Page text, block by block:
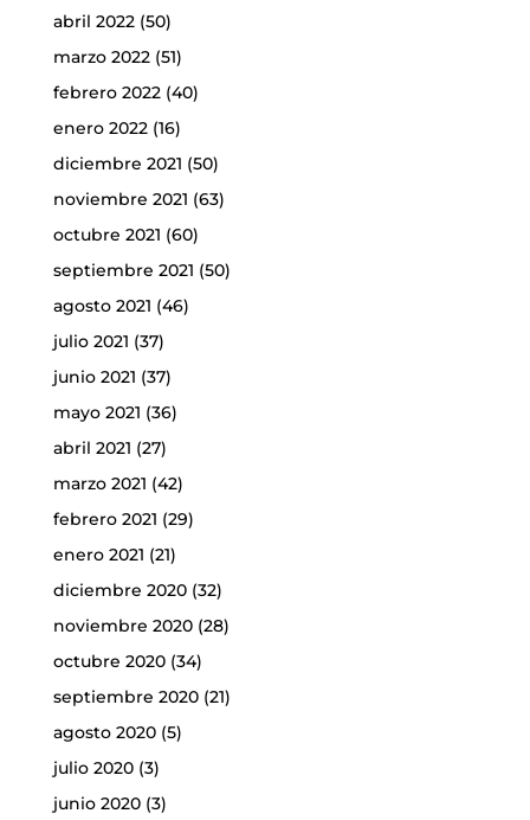
abril 2022(50)
marzo 2022(51)
febrero 2022(40)
enero 2022(16)
diciembre 2021 (50)
noviembre 2021 (63)
octubre 2021 (60)
septiembre 2021 (50)
agosto 2021 (46)
julio 2021 (37)
junio 2021 (37)
mayo 2021 (36)
abril 2021 (27)
marzo 2021 (42)
febrero 2021 (29)
enero 2021 (21)
diciembre 2020(32)
noviembre 2020(28)
octubre 2020(34)
septiembre 2020(21)
agosto 2020(5)
julio 2020(3)
junio 2020(3)